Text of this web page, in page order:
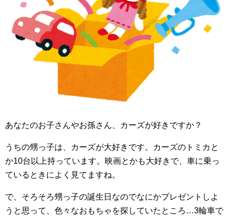
あなたのお子さんやお孫さん、カーズが好きですか？
うちの甥っ子は、カーズが大好きです。カーズのトミカと
か10台以上持っています。映画とかも大好きで、車に乗っ
ているときによく見てますね。
で、そろそろ甥っ子の誕生日なのでなにかプレゼントしよ
うと思って、色々なおもちゃを探していたところ…3輪車で